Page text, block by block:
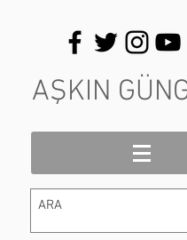
AŞKIN